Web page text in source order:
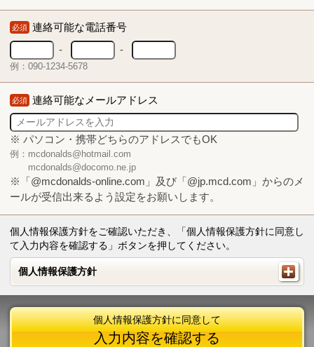
必須 連絡可能な電話番号
-
-
例：090-1234-5678
必須 連絡可能なメールアドレス
※ パソコン・携帯どちらのアドレスでもOK
例：mcdonalds@hotmail.com
mcdonalds@docomo.ne.jp
※「@mcdonalds-online.com」及び「@jp.mcd.com」からのメ
ールが受信出来るよう設定をお願いします。
個人情報保護方針をご確認いただき、「個人情報保護方針に同意し
て入力内容を確認する」ボタンを押してください。
個人情報保護方針
個人情報保護方針
個人情報保護方針に同意して
入力内容を確認する